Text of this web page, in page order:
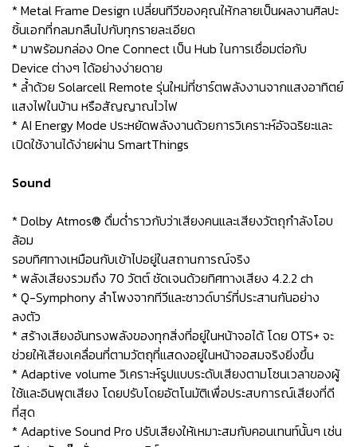
* Metal Frame Design เปลี่ยนทีวีของคุณให้กลายเป็นผลงานศิลปะ
ชิ้นเอกที่กลมกลืนไปกับทุกรายละเอียด
* มาพร้อมกล่อง One Connect เป็น Hub ในการเชื่อมต่อกับ
Device ต่างๆ ได้อย่างง่ายดาย
* ล้ำด้วย Solarcell Remote รุ่นใหม่ที่ชาร์ตพลังงานจากแสงอาทิตย์
แสงไฟในบ้าน หรือสัญญาณไวไฟ
* AI Energy Mode ประหยัดพลังงานด้วยการวิเคราะห์อัจฉริยะและ
เปิดใช้งานได้ง่ายผ่าน SmartThings
Sound
* Dolby Atmos® ดื่มด่ำราวกับว่าเสียงคนและเสียงวัตถุกำลังโอบ
ล้อม
รอบทิศทางเหมือนกับเข้าไปอยู่ในสถานการณ์จริง
* พลังเสียงรวมถึง 70 วัตต์ ชัดเจนด้วยทิศทางเสียง 4.2.2 ch
* Q-Symphony ลำโพงจากทีวีและซาวด์บาร์ที่ประสานกันอย่าง
ลงตัว
* สร้างเสียงอันทรงพลังของทุกสิ่งที่อยู่ในหน้าจอได้ โดย OTS+ จะ
ช่วยให้เสียงเคลื่อนที่ตามวัตถุที่แสดงอยู่ในหน้าจอสมจริงยิ่งขึ้น
* Adaptive volume วิเคราะห์รูปแบบระดับเสียงตามโซนเวลาของผู้
ใช้และอินพุตเสียง โดยปรับโดยอัตโนมัติเพื่อประสบการณ์เสียงที่ดี
ที่สุด
* Adaptive Sound Pro ปรับเสียงให้เหมาะสมกับคอนเทนท์นั้นๆ เช่น